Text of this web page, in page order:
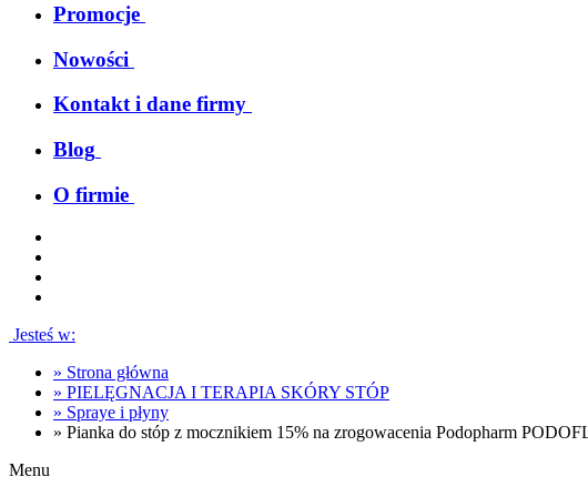
Promocje
Nowości
Kontakt i dane firmy
Blog
O firmie
Jesteś w:
» Strona główna
» PIELĘGNACJA I TERAPIA SKÓRY STÓP
» Spraye i płyny
» Pianka do stóp z mocznikiem 15% na zrogowacenia Podopharm
Menu